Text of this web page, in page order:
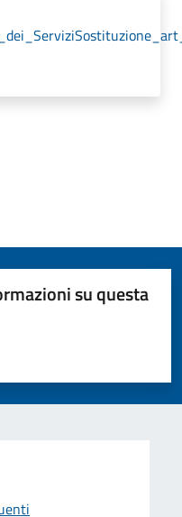
su questa
5